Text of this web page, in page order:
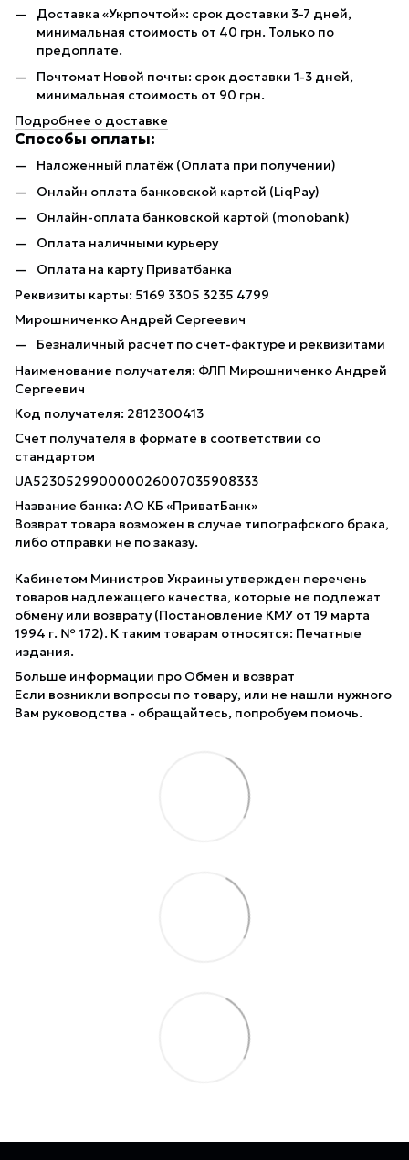
Доставка «Укрпочтой»: срок доставки 3-7 дней,
минимальная стоимость от 40 грн. Только по
предоплате.
Почтомат Новой почты: срок доставки 1-3 дней,
минимальная стоимость от 90 грн.
Подробнее о доставке
Способы оплаты:
Наложенный платёж (Оплата при получении)
Онлайн оплата банковской картой (LiqPay)
Онлайн-оплата банковской картой (monobank)
Оплата наличными курьеру
Оплата на карту Приватбанка
Реквизиты карты: 5169 3305 3235 4799
Мирошниченко Андрей Сергеевич
Безналичный расчет по счет-фактуре и реквизитами
Наименование получателя: ФЛП Мирошниченко Андрей
Сергеевич
Код получателя: 2812300413
Счет получателя в формате в соответствии со
стандартом
UA523052990000026007035908333
Название банка: АО КБ «ПриватБанк»
Возврат товара возможен в случае типографского брака,
либо отправки не по заказу.
Кабинетом Министров Украины утвержден перечень
товаров надлежащего качества, которые не подлежат
обмену или возврату (Постановление КМУ от 19 марта
1994 г. № 172). К таким товарам относятся: Печатные
издания.
Больше информации про Обмен и возврат
Если возникли вопросы по товару, или не нашли нужного
Вам руководства - обращайтесь, попробуем помочь.